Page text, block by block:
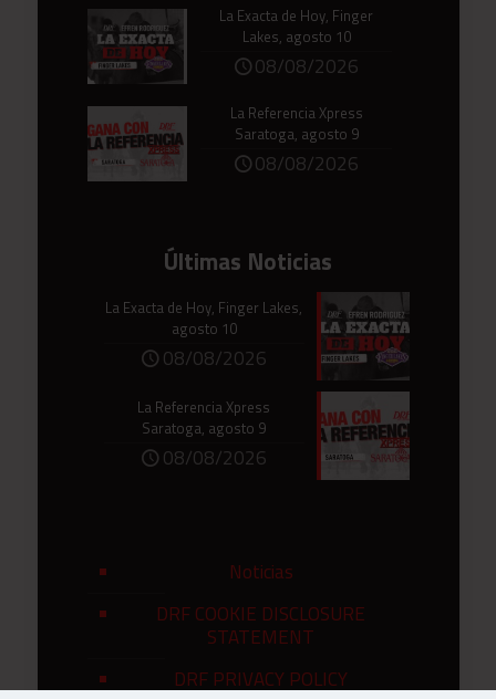
La Exacta de Hoy, Finger
Lakes, agosto 10
08/08/2026
La Referencia Xpress
Saratoga, agosto 9
08/08/2026
Últimas Noticias
La Exacta de Hoy, Finger Lakes,
agosto 10
08/08/2026
La Referencia Xpress
Saratoga, agosto 9
08/08/2026
Noticias
DRF COOKIE DISCLOSURE
STATEMENT
DRF PRIVACY POLICY